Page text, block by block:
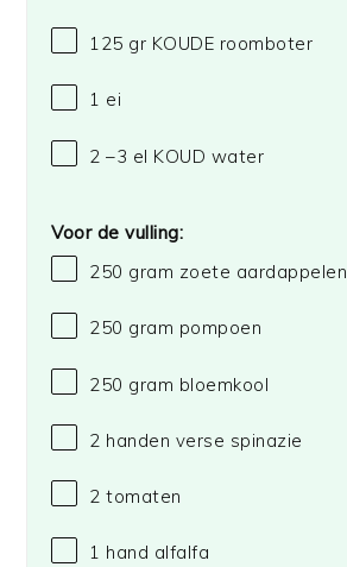
125 gr KOUDE roomboter
1 ei
2 –3 el KOUD water
Voor de vulling:
250 gram zoete aardappelen
250 gram pompoen
250 gram bloemkool
2 handen verse spinazie
2 tomaten
1 hand alfalfa